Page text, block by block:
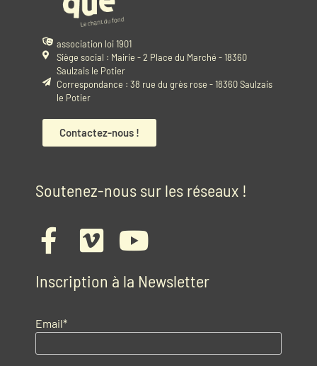
association loi 1901
Siège social : Mairie - 2 Place du Marché - 18360
Saulzais le Potier
Correspondance : 38 rue du grès rose - 18360 Saulzais
le Potier
Contactez-nous !
Soutenez-nous sur les réseaux !
Inscription à la Newsletter
Email*